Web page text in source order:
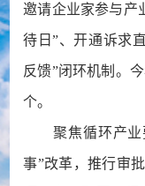
邀请企业家参与产
待日”、开通诉求
反馈”闭环机制。
个。
聚焦循环产业
事”改革，推行审